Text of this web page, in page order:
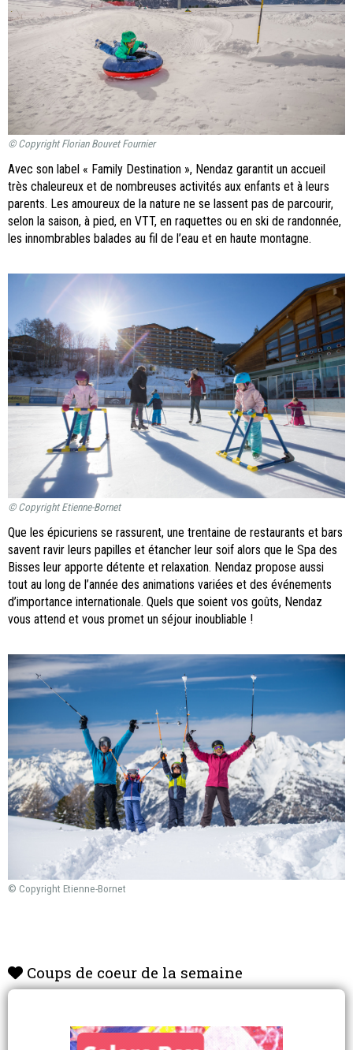
© Copyright Florian Bouvet Fournier
Avec son label « Family Destination », Nendaz garantit un accueil
très chaleureux et de nombreuses activités aux enfants et à leurs
parents. Les amoureux de la nature ne se lassent pas de parcourir,
selon la saison, à pied, en VTT, en raquettes ou en ski de randonnée,
les innombrables balades au fil de l’eau et en haute montagne.
© Copyright Etienne-Bornet
Que les épicuriens se rassurent, une trentaine de restaurants et bars
savent ravir leurs papilles et étancher leur soif alors que le Spa des
Bisses leur apporte détente et relaxation. Nendaz propose aussi
tout au long de l’année des animations variées et des événements
d’importance internationale. Quels que soient vos goûts, Nendaz
vous attend et vous promet un séjour inoubliable !
© Copyright Etienne-Bornet
Coups de coeur de la semaine